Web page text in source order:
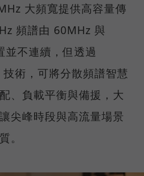
大頻寬提供高容量傳
頻譜由 60MHz 與
不連續，但透過
術，可將分散頻譜智慧
、負載平衡與備援，大
尖峰時段與高流量場景
。